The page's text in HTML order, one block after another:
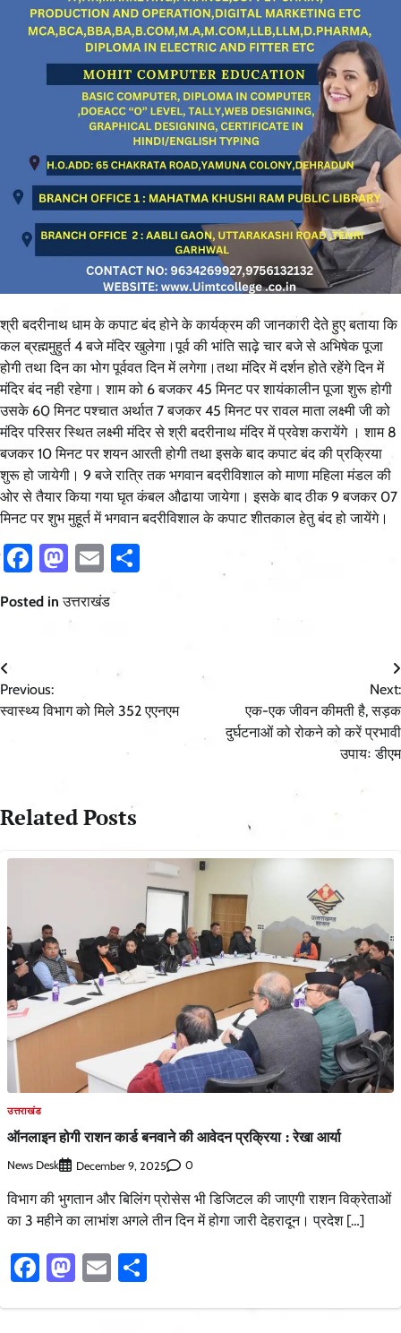
श्री बदरीनाथ धाम के कपाट बंद होने के कार्यक्रम की जानकारी देते हुए बताया कि
कल ब्रह्ममुहुर्त 4 बजे मंदिर खुलेगा।पूर्व की भांति साढ़े चार बजे से अभिषेक पूजा
होगी तथा दिन का भोग पूर्ववत दिन में लगेगा।तथा मंदिर में दर्शन होते रहेंगे दिन में
मंदिर बंद नही रहेगा। शाम को 6 बजकर 45 मिनट पर शायंकालीन पूजा शुरू होगी
उसके 60 मिनट पश्चात अर्थात 7 बजकर 45 मिनट पर रावल माता लक्ष्मी जी को
मंदिर परिसर स्थित लक्ष्मी मंदिर से श्री बदरीनाथ मंदिर में प्रवेश करायेंगे । शाम 8
बजकर 10 मिनट पर शयन आरती होगी तथा इसके बाद कपाट बंद की प्रक्रिया
शुरू हो जायेगी। 9 बजे रात्रि तक भगवान बदरीविशाल को माणा महिला मंडल की
ओर से तैयार किया गया घृत कंबल औढाया जायेगा। इसके बाद ठीक 9 बजकर 07
मिनट पर शुभ मुहूर्त में भगवान बदरीविशाल के कपाट शीतकाल हेतु बंद हो जायेंगे।
Facebook
Mastodon
Email
Posted inउत्तराखंड
Post
navigation
Previous:
स्वास्थ्य विभाग को मिले 352 एएनएम
Next:
एक-एक जीवन कीमती है, सड़क
दुर्घटनाओं को रोकने को करें प्रभावी
उपायः डीएम
Related Posts
उत्तराखंड
ऑनलाइन होगी राशन कार्ड बनवाने की आवेदन प्रक्रिया : रेखा आर्या
News Desk December 9, 2025 0
विभाग की भुगतान और बिलिंग प्रोसेस भी डिजिटल की जाएगी राशन विक्रेताओं
का 3 महीने का लाभांश अगले तीन दिन में होगा जारी देहरादून। प्रदेश […]
Facebook
Mastodon
Email